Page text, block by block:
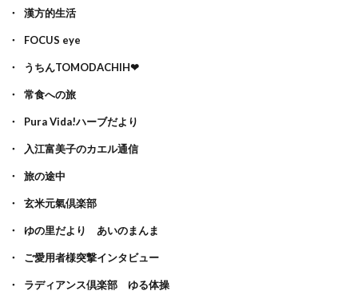
漢方的生活
FOCUS eye
うちんTOMODACHIH❤
常食への旅
Pura Vida!ハーブだより
入江富美子のカエル通信
旅の途中
玄米元氣倶楽部
ゆの里だより あいのまんま
ご愛用者様突撃インタビュー
ラディアンス倶楽部 ゆる体操